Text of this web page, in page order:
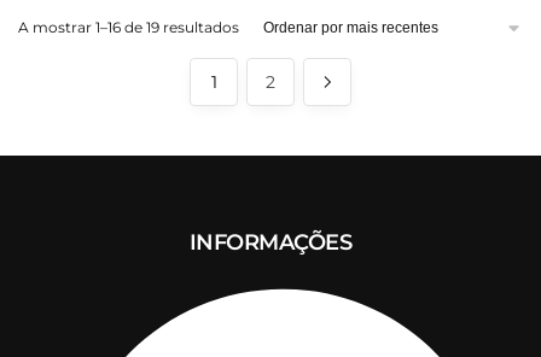
A mostrar 1–16 de 19 resultadosOrdenado
mais
1 2
INFORMAÇÕES